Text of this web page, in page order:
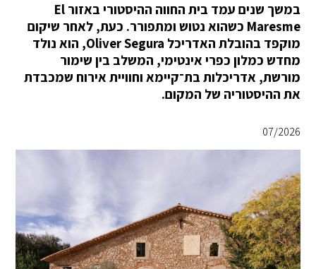
במשך שנים עמד בית החווה ההיסטורי באזור El
Maresme כשהוא נטוש ומתפורר. כעת, לאחר שיקום
מוקפד בהובלת האדריכל Oliver Segura, הוא נולד
מחדש כמלון כפרי אינטימי, המשלב בין שימור
מורשת, אדריכלות בת־קיימא וחוויית אירוח שמכבדת
את ההיסטוריה של המקום.
07/2026